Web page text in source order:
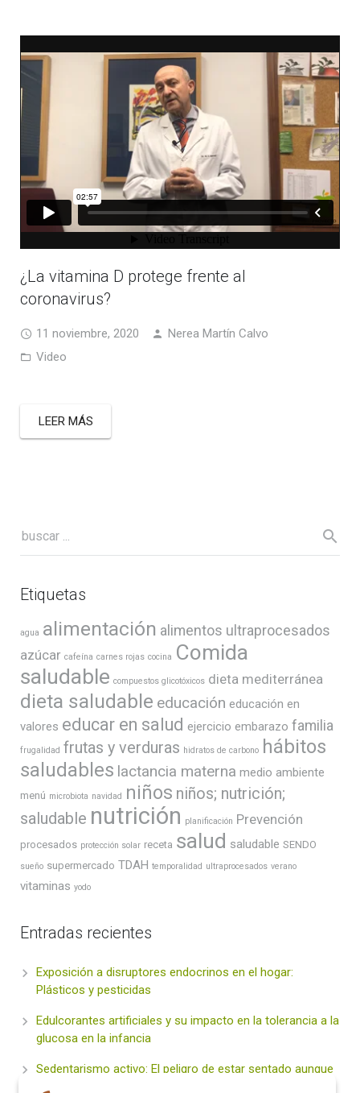
¿La vitamina D protege frente al
coronavirus?
11 noviembre, 2020
Nerea Martín Calvo
Video
LEER MÁS
Etiquetas
agua alimentación alimentos ultraprocesados
azúcar cafeína carnes rojas cocina Comida
saludable compuestos glicotóxicos dieta mediterránea
dieta saludable educación educación en
valores educar en salud ejercicio embarazo familia
frugalidad frutas y verduras hidratos de carbono
hábitos
saludables lactancia materna medio ambiente
menú microbiota navidad niños niños; nutrición;
saludable nutrición planificación Prevención
procesados protección solar receta salud saludable SENDO
sueño supermercado TDAH temporalidad ultraprocesados verano
vitaminas yodo
Entradas recientes
Exposición a disruptores endocrinos en el hogar:
Plásticos y pesticidas
Edulcorantes artificiales y su impacto en la tolerancia a la
glucosa en la infancia
Sedentarismo activo: El peligro de estar sentado aunque